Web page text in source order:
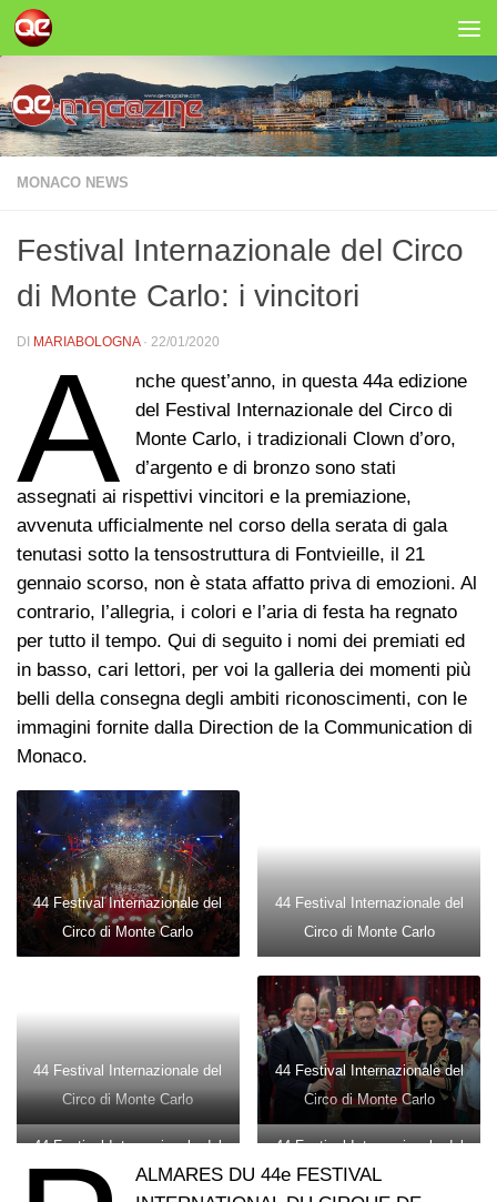
Salta al contenuto
MONACO NEWS
Festival Internazionale del Circo
di Monte Carlo: i vincitori
DI MARIABOLOGNA · 22/01/2020
A
nche quest’anno, in questa 44a edizione
del Festival Internazionale del Circo di
Monte Carlo, i tradizionali Clown d’oro,
d’argento e di bronzo sono stati
assegnati ai rispettivi vincitori e la premiazione,
avvenuta ufficialmente nel corso della serata di gala
tenutasi sotto la tensostruttura di Fontvieille, il 21
gennaio scorso, non è stata affatto priva di emozioni. Al
contrario, l’allegria, i colori e l’aria di festa ha regnato
per tutto il tempo. Qui di seguito i nomi dei premiati ed
in basso, cari lettori, per voi la galleria dei momenti più
belli della consegna degli ambiti riconoscimenti, con le
immagini fornite dalla Direction de la Communication di
Monaco.
44 Festival Internazionale del
Circo di Monte Carlo
44 Festival Internazionale del
Circo di Monte Carlo
44 Festival Internazionale del
Circo di Monte Carlo
44 Festival Internazionale del
Circo di Monte Carlo
44 Festival Internazionale del
Circo di Monte Carlo
44 Festival Internazionale del
Circo di Monte Carlo
ALMARES DU 44e FESTIVAL